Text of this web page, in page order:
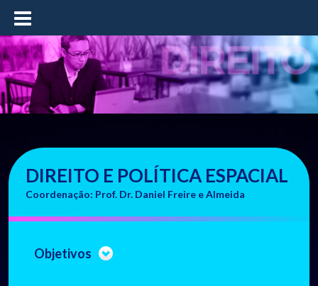
≡
DIREITO E POLÍTICA ESPACIAL
Coordenação: Prof. Dr. Daniel Freire e Almeida
Objetivos